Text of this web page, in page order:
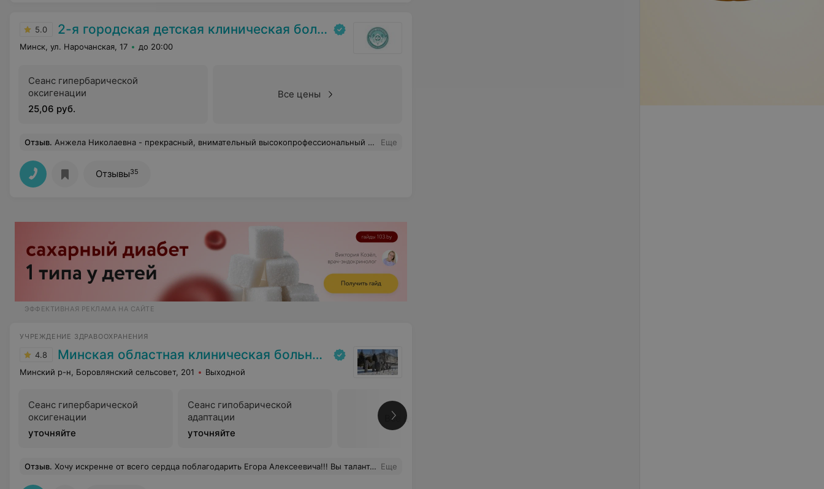
5.0 2-я городская детская клиническая больница
Минск, ул. Нарочанская, 17 до 20:00
Сеанс гипербарической
оксигенации
25,06 руб.
Все цены
Отзыв. Анжела Николаевна - прекрасный, внимательный высокопрофессиональный специалист! Еще
Отзывы35
ЭФФЕКТИВНАЯ РЕКЛАМА НА САЙТЕ
УЧРЕЖДЕНИЕ ЗДРАВООХРАНЕНИЯ
4.8 Минская областная клиническая больница
Минский р-н, Боровлянский сельсовет, 201 Выходной
Сеанс гипербарической
оксигенации
уточняйте
Сеанс гипобарической
адаптации
уточняйте
Все цены
Отзыв. Хочу искренне от всего сердца поблагодарить Егора Алексеевича!!! Вы талантливый врач от Бога с золотыми руками и горячим сердцем. Быть врачом — это Ваше призвание. Но Вы еще и замечательный человек, добрый, отзывчивый и умеющий сострадать людям. Вы прекрасный специалист, хорошо знающий свое дело. Вы уверенный и решительный. Желаю Вам здоровья, благополучия и успехов в Вашем нелегком и благородном деле. Желаю множество благодарных пациентов. Еще